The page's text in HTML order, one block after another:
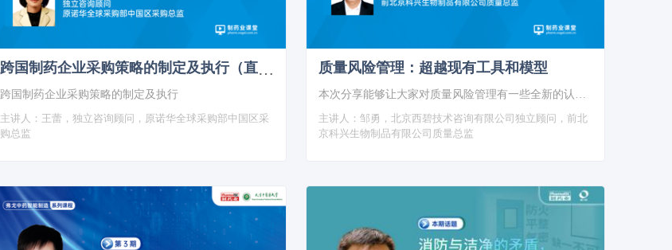
跨国制药企业采购策略的制定及执行（直接采购如原料药及制剂的采购）
跨国制药企业采购策略的制定及执行
主讲人： 王蕾，独立咨询顾问，原诺华全球采购部中国区采
购总监
质量风险管理：超越现有工具和模型
主讲人： 邹勇，北京西碧技术咨询有限公司独立顾问，前北
京科兴生物制品有限公司质量总监